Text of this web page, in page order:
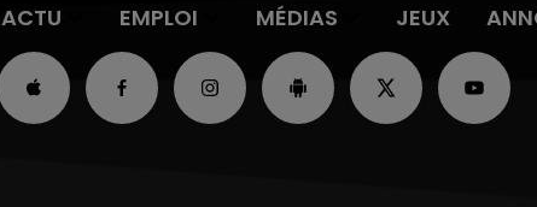
ACTU EMPLOI MÉDIAS JEUX